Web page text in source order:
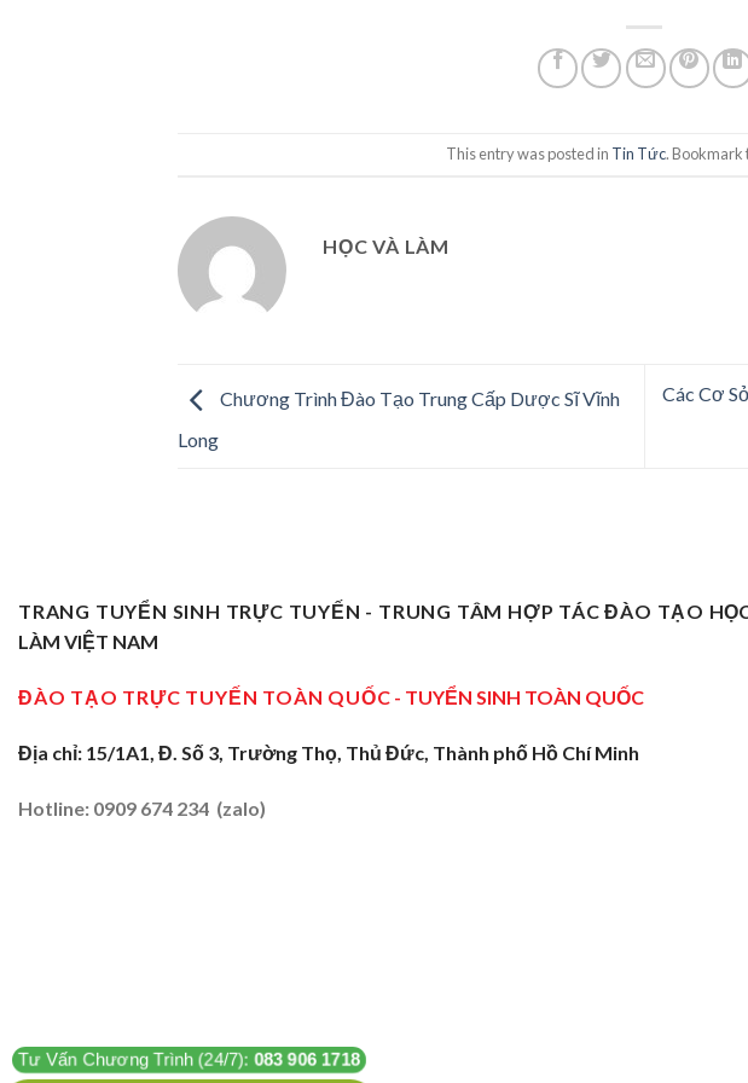
This entry was posted in Tin Tức. Bookmark
HỌC VÀ LÀM
Chương Trình Đào Tạo Trung Cấp Dược Sĩ Vĩnh
Long
Các Cơ
TRANG TUYỂN SINH TRỰC TUYẾN - TRUNG TÂM HỢP TÁC ĐÀO TẠO
LÀM VIỆT NAM
ĐÀO TẠO TRỰC TUYẾN TOÀN QUỐC - TUYỂN SINH TOÀN QUỐC
Địa chỉ: 15/1A1, Đ. Số 3, Trường Thọ, Thủ Đức, Thành phố Hồ Chí Minh
Hotline: 0909 674 234 (zalo)
Tư Vấn Chương Trình (24/7): 083 906 1718